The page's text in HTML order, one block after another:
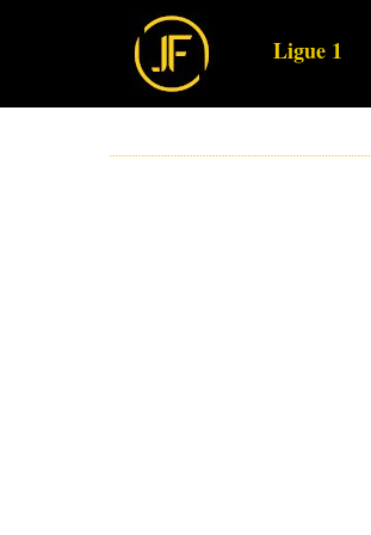
Ligue 1